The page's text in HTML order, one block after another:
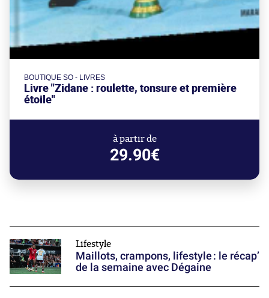
BOUTIQUE SO - LIVRES
Livre "Zidane : roulette, tonsure et première
étoile"
à partir de
29.90€
Lifestyle
Maillots, crampons, lifestyle : le récap’
de la semaine avec Dégaine